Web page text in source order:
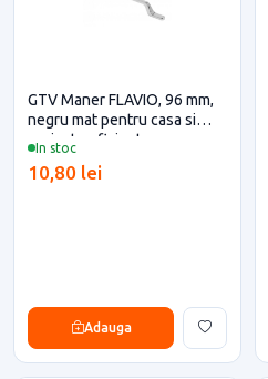
In stoc
GTV Maner FLAVIO, 96 mm,
negru mat pentru casa si
proiecte eficiente
10,80 lei
Adauga